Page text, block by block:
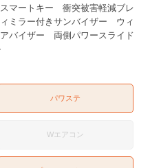
マートキー 衝突被害軽減ブレ
ミラー付きサンバイザー ウィ
バイザー 両側パワースライド
パワステ
Wエアコン